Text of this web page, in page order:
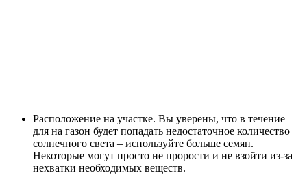
Расположение на участке. Вы уверены, что в течение
для на газон будет попадать недостаточное количество
солнечного света – используйте больше семян.
Некоторые могут просто не прорости и не взойти из-за
нехватки необходимых веществ.